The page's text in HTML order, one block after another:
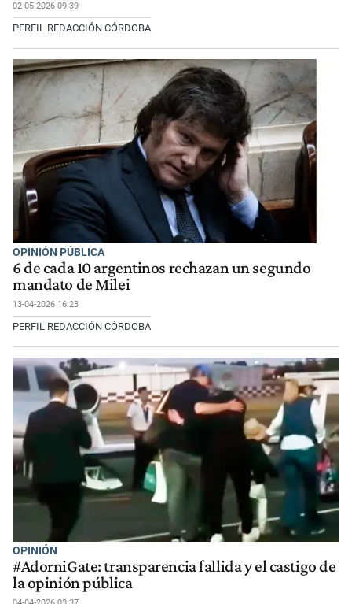
02-05-2026 09:39
PERFIL REDACCIÓN CÓRDOBA
OPINIÓN PÚBLICA
6 de cada 10 argentinos rechazan un segundo
mandato de Milei
13-04-2026 16:23
PERFIL REDACCIÓN CÓRDOBA
OPINIÓN
#AdorniGate: transparencia fallida y el castigo de
la opinión pública